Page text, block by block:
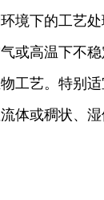
境下的工艺
或高温下不
工艺。特别
体或稠状、